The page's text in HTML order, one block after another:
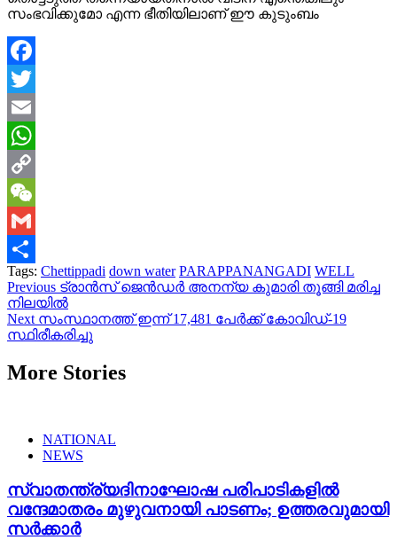
സംഭവിക്കുമോ എന്ന ഭീതിയിലാണ് ഈ കുടുംബം
Facebook
Twitter
Email
WhatsApp
Copy
Link
WeChat
Gmail
Share
Tags: Chettippadi down water PARAPPANANGADI WELL
Continue
Reading
Previous ട്രാൻസ് ജെൻഡർ അനന്യ കുമാരി തൂങ്ങി മരിച്ച
നിലയിൽ
Next സംസ്ഥാനത്ത് ഇന്ന് 17,481 പേര്‍ക്ക് കോവിഡ്-19
സ്ഥിരീകരിച്ചു
More Stories
NATIONAL
NEWS
സ്വാതന്ത്ര്യദിനാഘോഷ പരിപാടികളിൽ
വന്ദേമാതരം മുഴുവനായി പാടണം; ഉത്തരവുമായി
സർക്കാർ